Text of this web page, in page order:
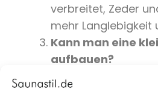
verbreitet, Zeder
mehr Langlebigkeit
Kann man eine
aufbauen?
Ja, mit einem
Aufbau auch für